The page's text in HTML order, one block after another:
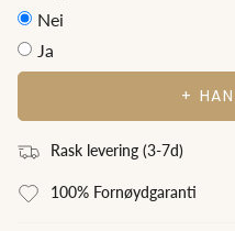
Nei
Ja
+
Rask levering (3-7d)
100% Fornøydgaranti